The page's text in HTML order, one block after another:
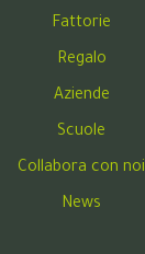
Fattorie
Regalo
Aziende
Scuole
Collabora con noi
News